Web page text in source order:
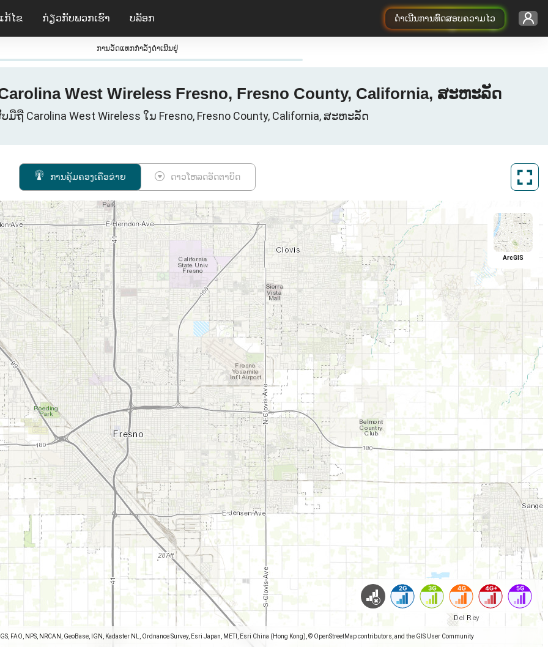
ດຳເນີນການທົດສອບຄວາມໄວ
ກ້ໄຂ ກ່ຽວ​ກັບ​ພວກ​ເຮົາ ບລັອກ
ການວັດແທກກໍາລັງດໍາເນີນຢູ່
West Wireless Fresno, Fresno County, California, ສະຫະລັດ
ຖື Carolina West Wireless ໃນ Fresno, Fresno County, California, ສະຫະລັດ
ການຄຸ້ມຄອງເຄືອຂ່າຍ ດາວໂຫລດອັດຕາບິດ
FAO, NPS, NRCAN, GeoBase, IGN, Kadaster NL, Ordnance Survey, Esri Japan, METI, Esri China (Hong Kong), © OpenStreetMap contributors, and the GIS User Community
ArcGIS